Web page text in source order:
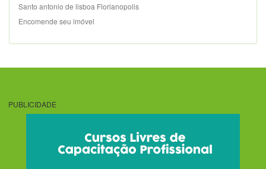
Santo antonio de lisboa Florianopolis
Encomende seu imóvel
PUBLICIDADE